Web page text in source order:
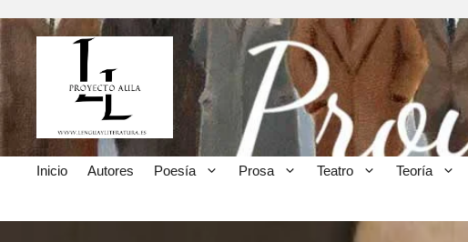
Inicio Autores Poesía Prosa Teatro Teoría